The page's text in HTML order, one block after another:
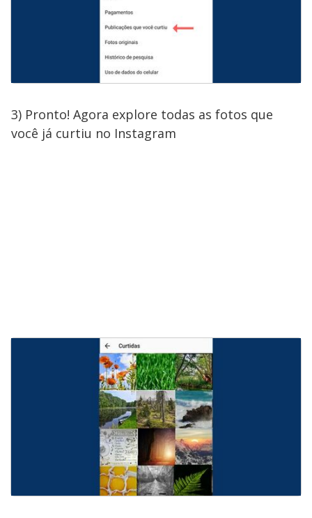
3) Pronto! Agora explore todas as fotos que
você já curtiu no Instagram